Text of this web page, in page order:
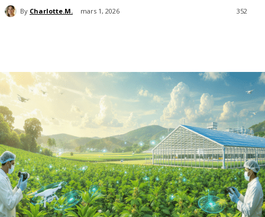
By Charlotte.M. mars 1, 2026 352